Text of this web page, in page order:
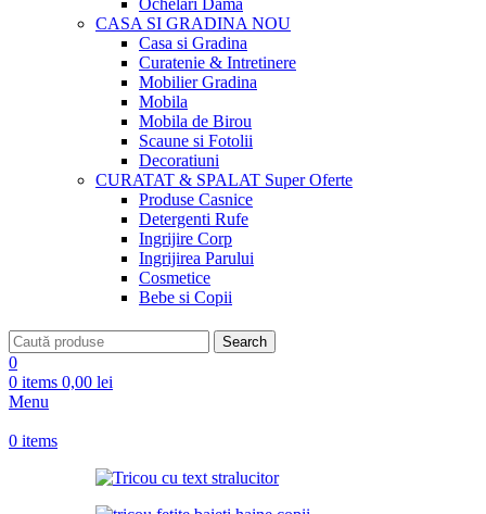
Ochelari Dama
CASA SI GRADINANOU
Casa si Gradina
Curatenie & Intretinere
Mobilier Gradina
Mobila
Mobila de Birou
Scaune si Fotolii
Decoratiuni
CURATAT & SPALAT Super Oferte
Produse Casnice
Detergenti Rufe
Ingrijire Corp
Ingrijirea Parului
Cosmetice
Bebe si Copii
Search
0
0 items 0,00 lei
Menu
0 items